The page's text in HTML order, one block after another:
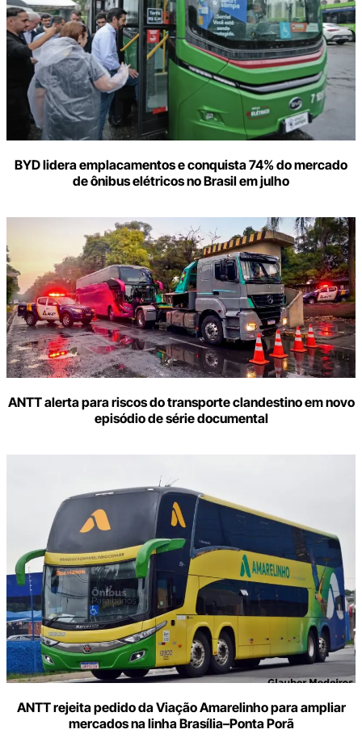
BYD lidera emplacamentos e conquista 74% do mercado
de ônibus elétricos no Brasil em julho
ANTT alerta para riscos do transporte clandestino em novo
episódio de série documental
ANTT rejeita pedido da Viação Amarelinho para ampliar
mercados na linha Brasília–Ponta Porã